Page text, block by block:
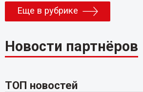
Еще в рубрике
Новости партнёров
ТОП новостей